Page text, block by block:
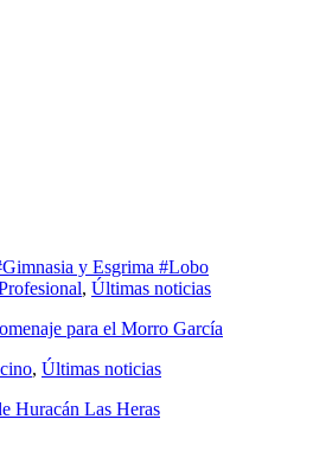
y Esgrima #Lobo
, Últimas noticias
para el Morro García
, Últimas noticias
Huracán Las Heras